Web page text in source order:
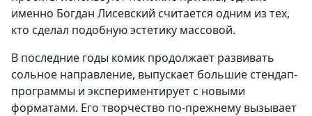
именно Богдан Лисевский считается одним из тех,
кто сделал подобную эстетику массовой.
В последние годы комик продолжает развивать
сольное направление, выпускает большие стендап-
программы и экспериментирует с новыми
форматами. Его творчество по-прежнему вызывает